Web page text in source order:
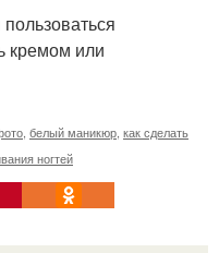
кремом или
белый маникюр как сделать
ногтей